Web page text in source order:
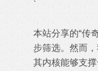
`
本站分享的“传
步筛选。然而
其内核能够支